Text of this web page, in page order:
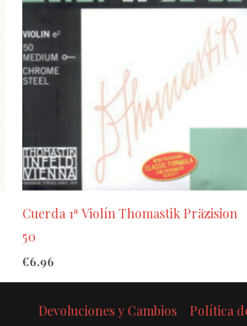
Cuerda 1ª Violín Thomastik Präzision
50
€6.96
Devoluciones y Cambios Política